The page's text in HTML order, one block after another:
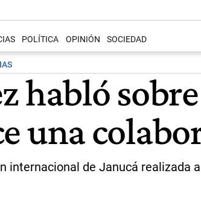
POLÍTICA OPINIÓN SOCIEDAD
habló
una
internacional de Janucá